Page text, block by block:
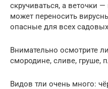
скручиваться, а веточки
может переносить
опасные для всех
Внимательно осмотрите
смородине, сливе, груше,
Видов тли очень много: